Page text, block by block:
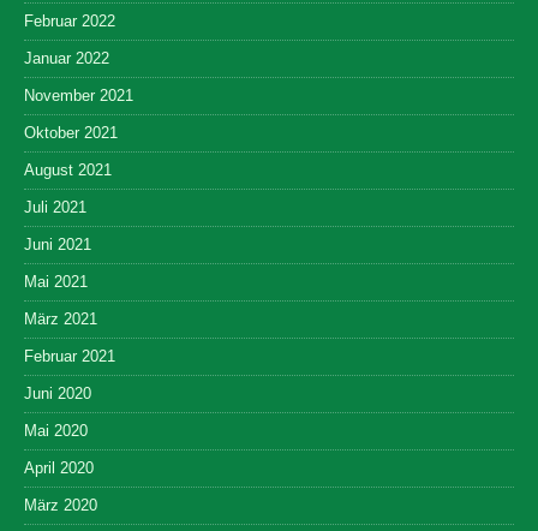
Februar 2022
Januar 2022
November 2021
Oktober 2021
August 2021
Juli 2021
Juni 2021
Mai 2021
März 2021
Februar 2021
Juni 2020
Mai 2020
April 2020
März 2020